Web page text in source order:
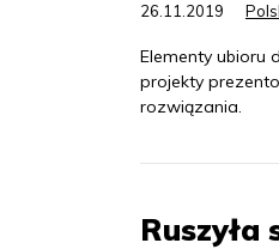
26.11.2019
Elementy ubioru
projekty
rozwiązania.
Ruszyła